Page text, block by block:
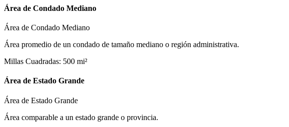
Área de Condado Mediano
Área de Condado Mediano
Área promedio de un condado de tamaño mediano o región administrativa.
Millas Cuadradas: 500 mi²
Área de Estado Grande
Área de Estado Grande
Área comparable a un estado grande o provincia.